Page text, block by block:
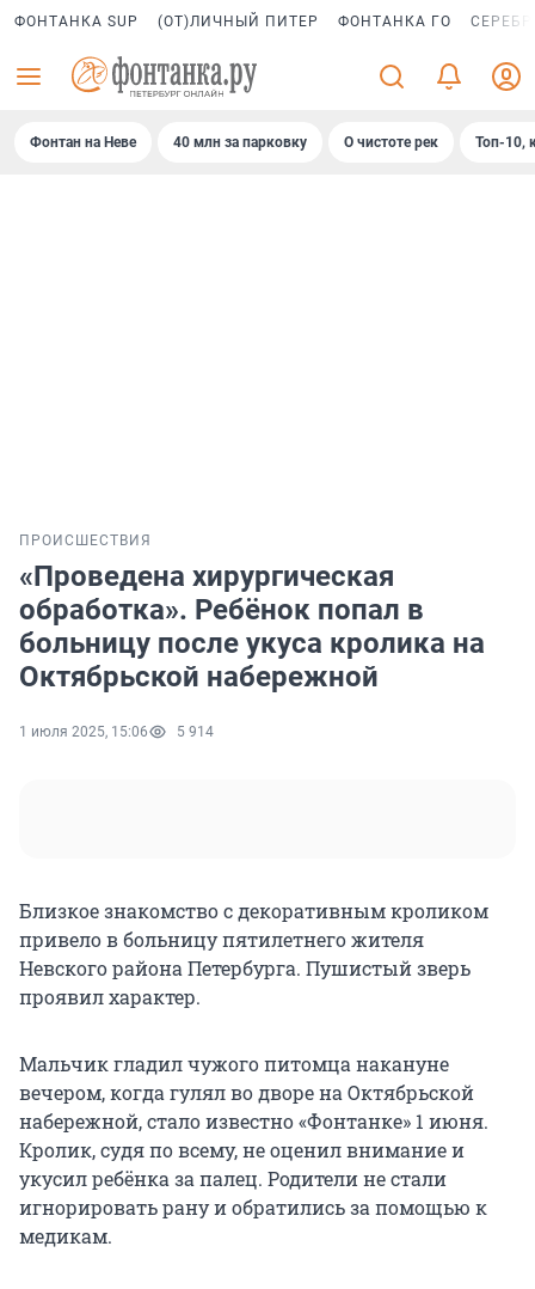
ФОНТАНКА SUP (ОТ)ЛИЧНЫЙ ПИТЕР ФОНТАНКА ГО
Фонтан на Неве 40 млн за парковку О чистоте рек Топ-10,
ПРОИСШЕСТВИЯ
«Проведена хирургическая
обработка». Ребёнок попал в
больницу после укуса кролика на
Октябрьской набережной
1 июля 2025, 15:06 5 914
Близкое знакомство с декоративным кроликом
привело в больницу пятилетнего жителя
Невского района Петербурга. Пушистый зверь
проявил характер.
Мальчик гладил чужого питомца накануне
вечером, когда гулял во дворе на Октябрьской
набережной, стало известно «Фонтанке» 1 июня.
Кролик, судя по всему, не оценил внимание и
укусил ребёнка за палец. Родители не стали
игнорировать рану и обратились за помощью к
медикам.